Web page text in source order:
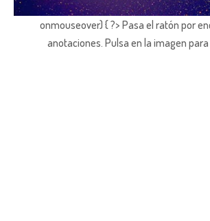
onmouseover) { ?> Pasa el ratón por
anotaciones. Pulsa en la imagen